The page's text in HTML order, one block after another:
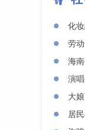
化
劳
海
演
大